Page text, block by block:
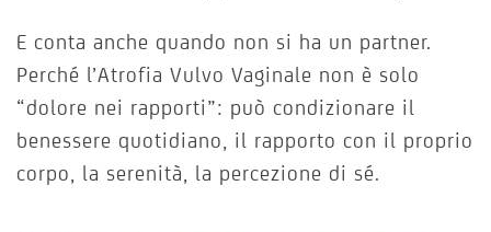
E conta anche quando non si ha un partner.
Perché l’Atrofia Vulvo Vaginale non è solo
“dolore nei rapporti”: può condizionare il
benessere quotidiano, il rapporto con il proprio
corpo, la serenità, la percezione di sé.